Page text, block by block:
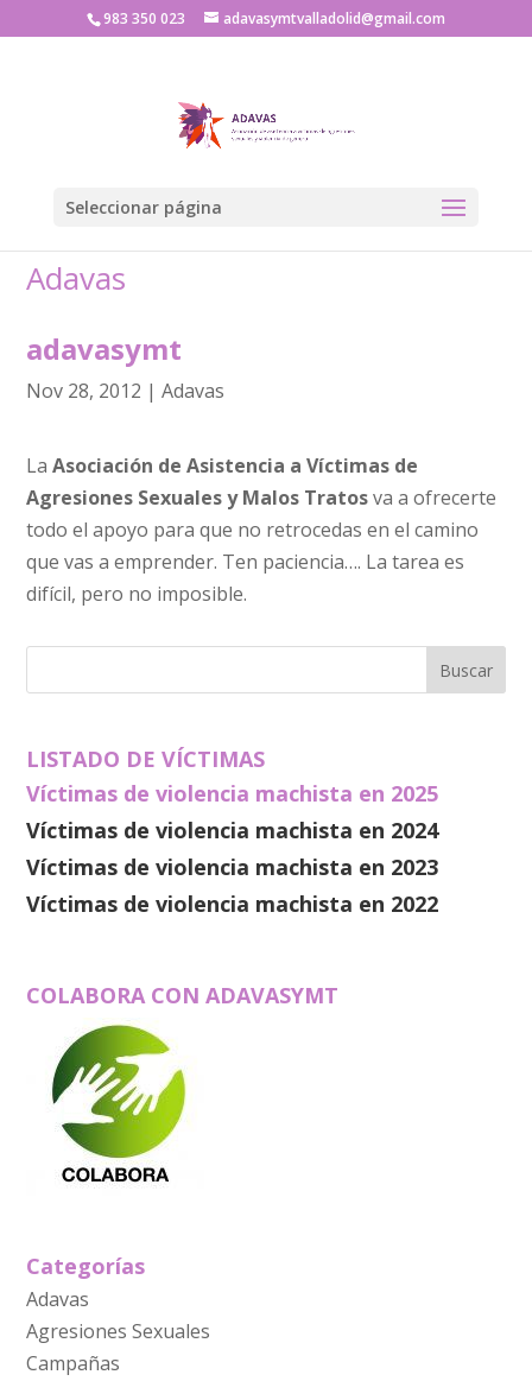
983 350 023 adavasymtvalladolid@gmail.com
Seleccionar página
Adavas
adavasymt
Nov 28, 2012 |Adavas
LaAsociación de Asistencia a Víctimas de
Agresiones Sexuales y Malos Tratosva a ofrecerte
todo el apoyo para que no retrocedas en el camino
que vas a emprender. Ten paciencia…. La tarea es
difícil, pero no imposible.
LISTADO DE VÍCTIMAS
Víctimas de violencia machista en 2025
Víctimas de violencia machista en 2024
Víctimas de violencia machista en 2023
Víctimas de violencia machista en 2022
COLABORA CON ADAVASYMT
Categorías
Adavas
Agresiones Sexuales
Campañas